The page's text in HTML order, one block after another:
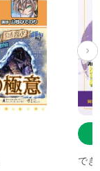
でき